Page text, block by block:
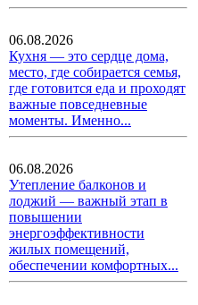
06.08.2026
Кухня — это сердце дома,
место, где собирается семья,
где готовится еда и проходят
важные повседневные
моменты. Именно...
06.08.2026
Утепление балконов и
лоджий — важный этап в
повышении
энергоэффективности
жилых помещений,
обеспечении комфортных...